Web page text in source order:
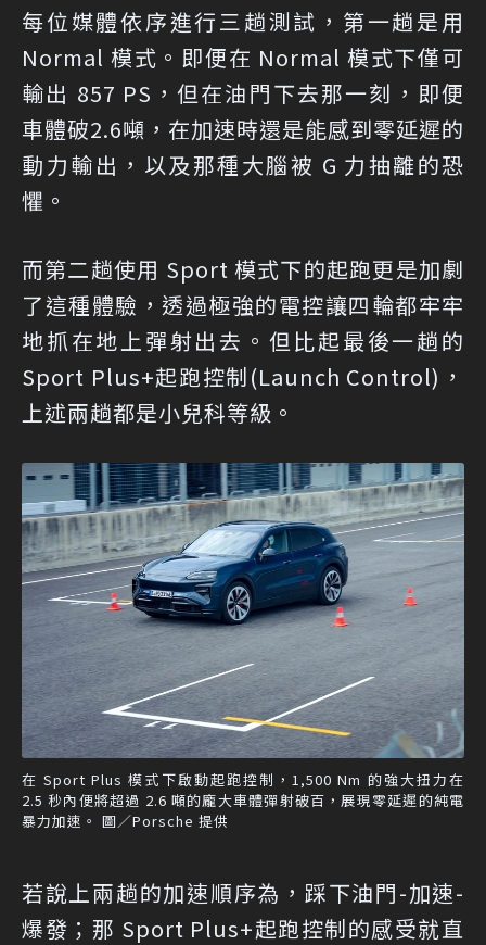
每位媒體依序進行三趟測試，第一趟是用
Normal 模式。即便在 Normal 模式下僅可
輸出 857 PS，但在油門下去那一刻，即便
車體破2.6噸，在加速時還是能感到零延遲的
動力輸出，以及那種大腦被 G 力抽離的恐
懼。
而第二趟使用 Sport 模式下的起跑更是加劇
了這種體驗，透過極強的電控讓四輪都牢牢
地抓在地上彈射出去。但比起最後一趟的
Sport Plus+起跑控制(Launch Control)，
上述兩趟都是小兒科等級。
在 Sport Plus 模式下啟動起跑控制，1,500 Nm 的強大扭力在
2.5 秒內便將超過 2.6 噸的龐大車體彈射破百，展現零延遲的純電
暴力加速。 圖／Porsche 提供
若說上兩趟的加速順序為，踩下油門-加速-
爆發；那 Sport Plus+起跑控制的感受就直